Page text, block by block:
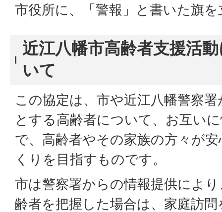
市役所に、「警報」と書いた旗
近江八幡市高齢者支援活
いて
この協定は、市や近江八幡警察
とする高齢者について、お互い
で、高齢者やその家族の方々が
くりを目指すものです。
市は警察署からの情報提供によ
齢者を把握した場合は、家庭訪